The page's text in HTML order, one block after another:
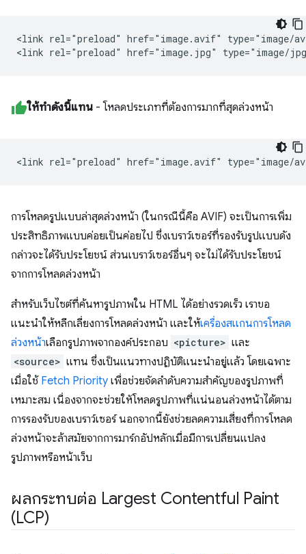
<link rel="preload" href="image.avif" type="image/
ให้ทำดังนี้แทน - โหลดประเภทที่ต้องการมากที่สุดล่วงหน้า
การโหลดรูปแบบล่าสุดล่วงหน้า (ในกรณีนี้คือ AVIF) จะเป็นการเพิ่ม
ประสิทธิภาพแบบค่อยเป็นค่อยไป ซึ่งเบราว์เซอร์ที่รองรับรูปแบบดัง
กล่าวจะได้รับประโยชน์ ส่วนเบราว์เซอร์อื่นๆ จะไม่ได้รับประโยชน์
จากการโหลดล่วงหน้า
สำหรับเว็บไซต์ที่ค้นหารูปภาพใน HTML ได้อย่างรวดเร็ว เราขอ
แนะนำให้หลีกเลี่ยงการโหลดล่วงหน้า และให้เครื่องสแกนการโหลด
ล่วงหน้าเลือกรูปภาพจากองค์ประกอบ <picture> และ
<source> แทน ซึ่งเป็นแนวทางปฏิบัติแนะนำอยู่แล้ว โดยเฉพาะ
เมื่อใช้ Fetch Priority เพื่อช่วยจัดลำดับความสำคัญของรูปภาพที่
เหมาะสม เนื่องจากจะช่วยให้โหลดรูปภาพที่แน่นอนล่วงหน้าได้ตาม
การรองรับของเบราว์เซอร์ นอกจากนี้ยังช่วยลดความเสี่ยงที่การโหลด
ล่วงหน้าจะล้าสมัยจากการมาร์กอัปหลักเมื่อมีการเปลี่ยนแปลง
รูปภาพหรือหน้าเว็บ
ผลกระทบต่อ Largest Contentful Paint
(LCP)